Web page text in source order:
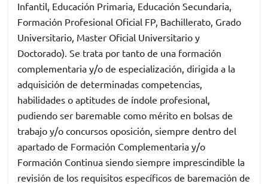
Infantil, Educación Primaria, Educación Secundaria,
Formación Profesional Oficial FP, Bachillerato, Grado
Universitario, Master Oficial Universitario y
Doctorado). Se trata por tanto de una formación
complementaria y/o de especialización, dirigida a la
adquisición de determinadas competencias,
habilidades o aptitudes de índole profesional,
pudiendo ser baremable como mérito en bolsas de
trabajo y/o concursos oposición, siempre dentro del
apartado de Formación Complementaria y/o
Formación Continua siendo siempre imprescindible la
revisión de los requisitos específicos de baremación de